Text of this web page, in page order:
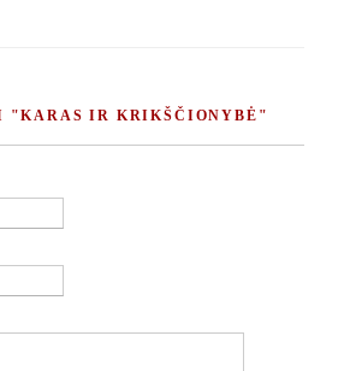
"KARAS IR KRIKŠČIONYBĖ"